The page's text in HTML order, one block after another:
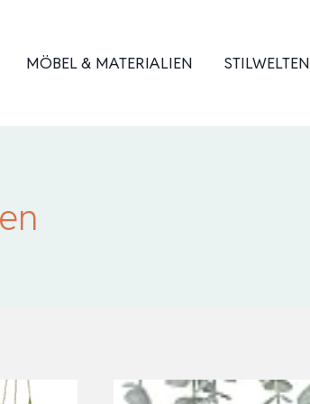
MÖBEL & MATERIALIEN STILWELTEN